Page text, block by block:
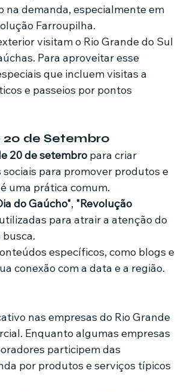
na demanda, especialmente em
Farroupilha.
visitam o Rio Grande do Sul
Para aproveitar esse
que incluem visitas a
e passeios por pontos
de Setembro
20 de setembro para criar
para promover produtos e
uma prática comum.
do Gaúcho", "Revolução
para atrair a atenção do
específicos, como blogs e
conexão com a data e a região.
nas empresas do Rio Grande
Enquanto algumas empresas
participem das
por produtos e serviços típicos